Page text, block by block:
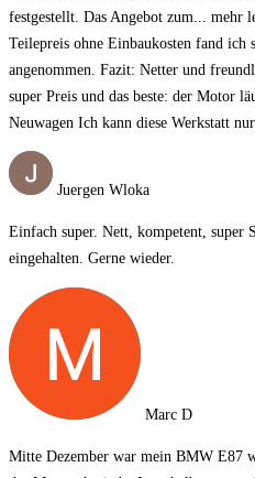
festgestellt. Das Angebot zum ... mehr
Teilepreis ohne Einbaukosten fand ich
angenommen. Fazit: Netter und
super Preis und das beste: der Motor
Neuwagen Ich kann diese Werkstatt
Juergen Wloka
Einfach super. Nett, kompetent, super
eingehalten. Gerne wieder.
Marc D
Mitte Dezember war mein BMW E87